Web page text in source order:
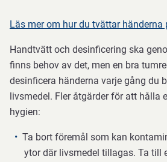
Läs mer om hur du tvättar händerna
Handtvätt och desinficering ska
finns behov av det, men en bra
desinficera händerna varje gång du
livsmedel. Fler åtgärder för att hålla
hygien:
Ta bort föremål som kan
ytor där livsmedel tillagas. Ta till